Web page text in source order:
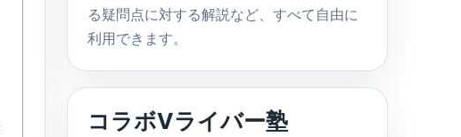
る疑問点に対する解説など、すべて自由に
利用できます。
コラボVライバー塾